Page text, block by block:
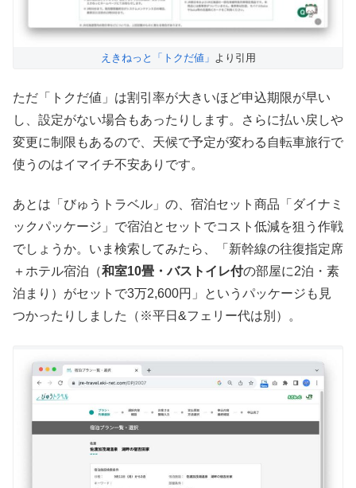
えきねっと「トクだ値」 より引用
ただ「トクだ値」は割引率が大きいほど申込期限が早い
し、設定がない場合もあったりします。さらに払い戻しや
変更に制限もあるので、天候で予定が変わる自転車旅行で
使うのはイマイチ不安ありです。
あとは「びゅうトラベル」の、宿泊セット商品「ダイナミ
ックパッケージ」で宿泊とセットでコスト低減を狙う作戦
でしょうか。いま検索してみたら、「新幹線の往復指定席
＋ホテル宿泊（和室10畳・バストイレ付の部屋に2泊・素
泊まり）がセットで3万2,600円」というパッケージも見
つかったりしました（※平日&フェリー代は別）。